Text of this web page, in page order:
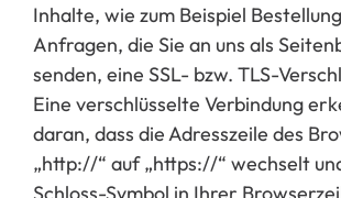
Inhalte, wie zum Beispiel
Anfragen, die Sie an uns als
senden, eine SSL- bzw. TLS-
Eine verschlüsselte Verbindung
daran, dass die Adresszeile des
„http://“ auf „https://“ wechselt
Schloss-Symbol in Ihrer